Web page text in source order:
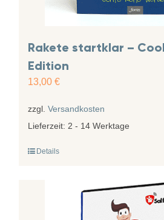
Rakete startklar –
Edition
13,00 €
zzgl. Versandkosten
Lieferzeit: 2 - 14 Werktage
Details